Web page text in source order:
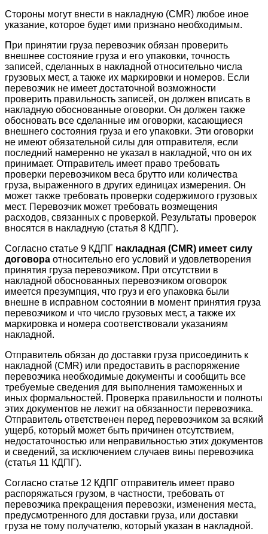
Стороны могут внести в накладную (CMR) любое иное
указание, которое будет ими признано необходимым.
При принятии груза перевозчик обязан проверить
внешнее состояние груза и его упаковки, точность
записей, сделанных в накладной относительно числа
грузовых мест, а также их маркировки и номеров. Если
перевозчик не имеет достаточной возможности
проверить правильность записей, он должен вписать в
накладную обоснованные оговорки. Он должен также
обосновать все сделанные им оговорки, касающиеся
внешнего состояния груза и его упаковки. Эти оговорки
не имеют обязательной силы для отправителя, если
последний намеренно не указал в накладной, что он их
принимает. Отправитель имеет право требовать
проверки перевозчиком веса брутто или количества
груза, выраженного в других единицах измерения. Он
может также требовать проверки содержимого грузовых
мест. Перевозчик может требовать возмещения
расходов, связанных с проверкой. Результаты проверок
вносятся в накладную (статья 8 КДПГ).
Согласно статье 9 КДПГ накладная (CMR) имеет силу
договора относительно его условий и удовлетворения
принятия груза перевозчиком. При отсутствии в
накладной обоснованных перевозчиком оговорок
имеется презумпция, что груз и его упаковка были
внешне в исправном состоянии в момент принятия груза
перевозчиком и что число грузовых мест, а также их
маркировка и номера соответствовали указаниям
накладной.
Отправитель обязан до доставки груза присоединить к
накладной (CMR) или предоставить в распоряжение
перевозчика необходимые документы и сообщить все
требуемые сведения для выполнения таможенных и
иных формальностей. Проверка правильности и полноты
этих документов не лежит на обязанности перевозчика.
Отправитель ответственен перед перевозчиком за всякий
ущерб, который может быть причинен отсутствием,
недостаточностью или неправильностью этих документов
и сведений, за исключением случаев вины перевозчика
(статья 11 КДПГ).
Согласно статье 12 КДПГ отправитель имеет право
распоряжаться грузом, в частности, требовать от
перевозчика прекращения перевозки, изменения места,
предусмотренного для доставки груза, или доставки
груза не тому получателю, который указан в накладной.